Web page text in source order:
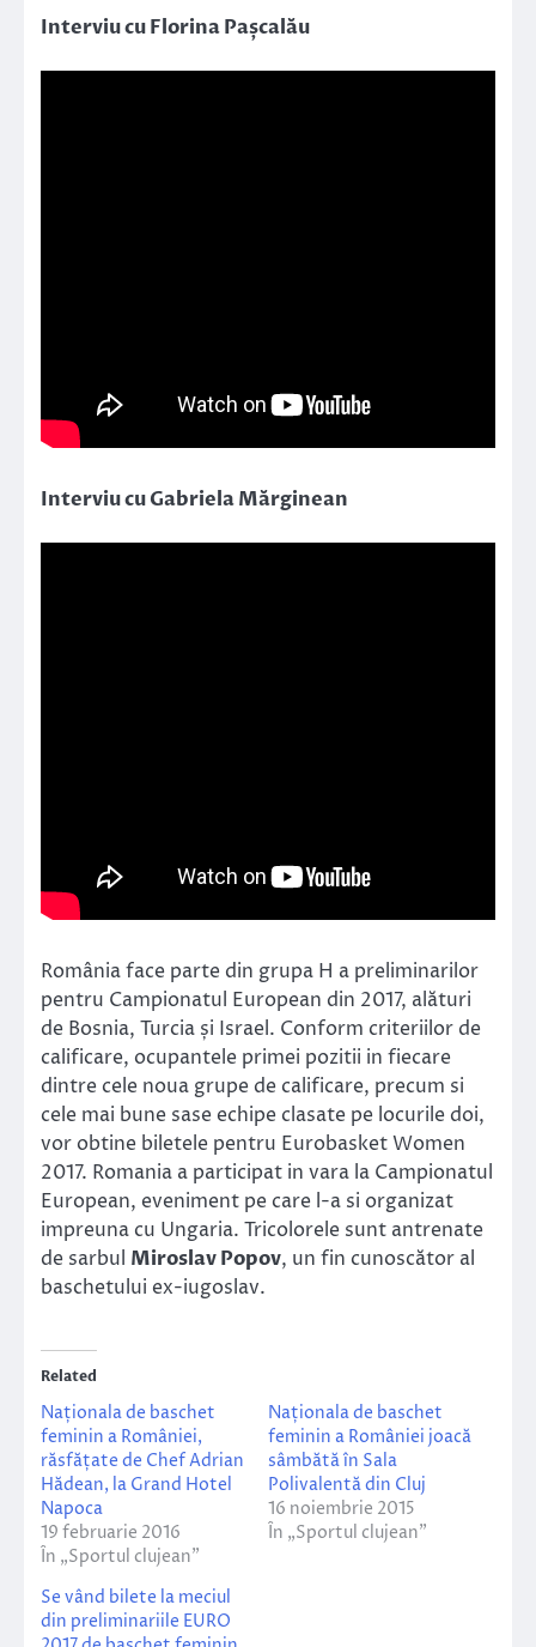
Interviu cu Florina Pașcalău
Interviu cu Gabriela Mărginean
România face parte din grupa H a preliminarilor
pentru Campionatul European din 2017, alături
de Bosnia, Turcia și Israel. Conform criteriilor de
calificare, ocupantele primei pozitii in fiecare
dintre cele noua grupe de calificare, precum si
cele mai bune sase echipe clasate pe locurile doi,
vor obtine biletele pentru Eurobasket Women
2017. Romania a participat in vara la Campionatul
European, eveniment pe care l-a si organizat
impreuna cu Ungaria. Tricolorele sunt antrenate
de sarbul Miroslav Popov, un fin cunoscător al
baschetului ex-iugoslav.
Related
Naționala de baschet
feminin a României,
răsfățate de Chef Adrian
Hădean, la Grand Hotel
Napoca
19 februarie 2016
În „Sportul clujean”
Naționala de baschet
feminin a României joacă
sâmbătă în Sala
Polivalentă din Cluj
16 noiembrie 2015
În „Sportul clujean”
Se vând bilete la meciul
din preliminariile EURO